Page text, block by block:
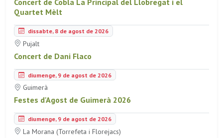
Concert de Cobla La Principal del Llobregat i el
Quartet Mèlt
dissabte, 8 de agost de 2026
Pujalt
Concert de Dani Flaco
diumenge, 9 de agost de 2026
Guimerà
Festes d'Agost de Guimerà 2026
diumenge, 9 de agost de 2026
La Morana (Torrefeta i Florejacs)